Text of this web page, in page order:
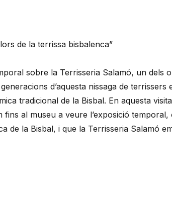
de la terrissa bisbalenca”
sobre la Terrisseria Salamó, un dels
d’aquesta nissaga de terrissers
tradicional de la Bisbal. En aquesta
fins al museu a veure l’exposició temporal,
de la Bisbal, i que la Terrisseria Salamó